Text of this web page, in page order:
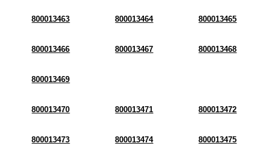
800013463 800013464 800013465
800013466 800013467 800013468
800013469
800013470 800013471 800013472
800013473 800013474 800013475